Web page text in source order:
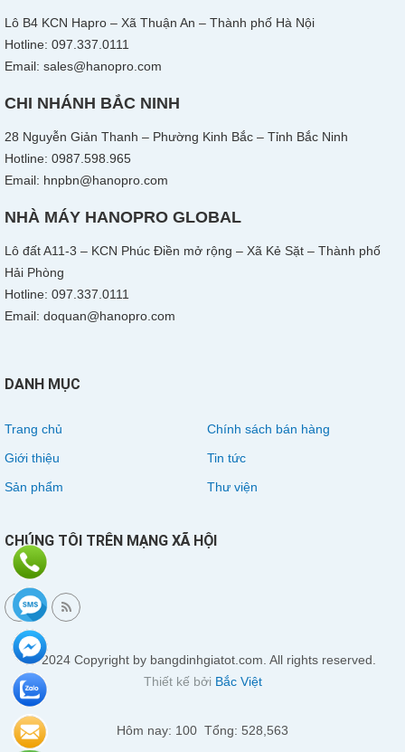
Lô B4 KCN Hapro – Xã Thuận An – Thành phố Hà Nội
Hotline: 097.337.0111
Email: sales@hanopro.com
CHI NHÁNH BẮC NINH
28 Nguyễn Giản Thanh – Phường Kinh Bắc – Tỉnh Bắc Ninh
Hotline: 0987.598.965
Email: hnpbn@hanopro.com
NHÀ MÁY HANOPRO GLOBAL
Lô đất A11-3 – KCN Phúc Điền mở rộng – Xã Kẻ Sặt – Thành phố
Hải Phòng
Hotline: 097.337.0111
Email: doquan@hanopro.com
DANH MỤC
Trang chủ
Giới thiệu
Sản phẩm
Chính sách bán hàng
Tin tức
Thư viện
CHÚNG TÔI TRÊN MẠNG XÃ HỘI
© 2024 Copyright by bangdinhgiatot.com. All rights reserved.
Thiết kế bởi Bắc Việt
Hôm nay: 100 Tổng: 528,563